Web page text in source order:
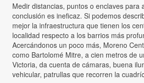
Medir distancias, puntos o enclaves para
conclusión es ineficaz. Si podemos
mejor la infraestructura que tienen los
localidad respecto a los barrios más
Acercándonos un poco más, Moreno
como Bartolomé Mitre, a cien metros de
Victoria, da cuenta de cámaras, buena
vehicular, patrullas que recorren la